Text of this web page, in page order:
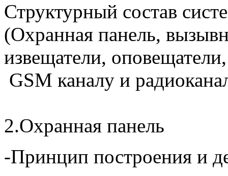
Структурный состав
(Охранная панель,
извещатели,
GSM каналу и
2.Охранная панель
-Принцип построения и